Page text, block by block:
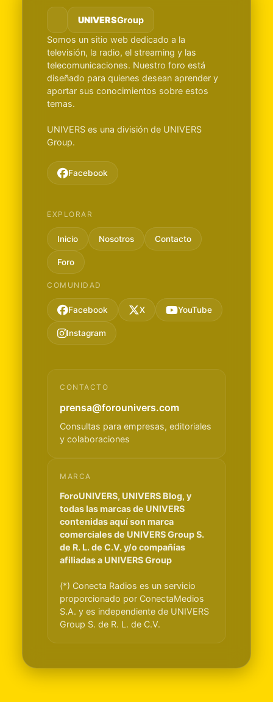
UNIVERSGroup
Somos un sitio web dedicado a la
televisión, la radio, el streaming y las
telecomunicaciones. Nuestro foro está
diseñado para quienes desean aprender y
aportar sus conocimientos sobre estos
temas.
UNIVERS es una división de UNIVERS
Group.
Facebook
EXPLORAR
Inicio Nosotros Contacto
Foro
COMUNIDAD
Facebook X YouTube
Instagram
CONTACTO
prensa@forounivers.com
Consultas para empresas, editoriales
y colaboraciones
MARCA
ForoUNIVERS, UNIVERS Blog, y
todas las marcas de UNIVERS
contenidas aquí son marca
comerciales de UNIVERS Group S.
de R. L. de C.V. y/o compañías
afiliadas a UNIVERS Group
(*) Conecta Radios es un servicio
proporcionado por ConectaMedios
S.A. y es independiente de UNIVERS
Group S. de R. L. de C.V.